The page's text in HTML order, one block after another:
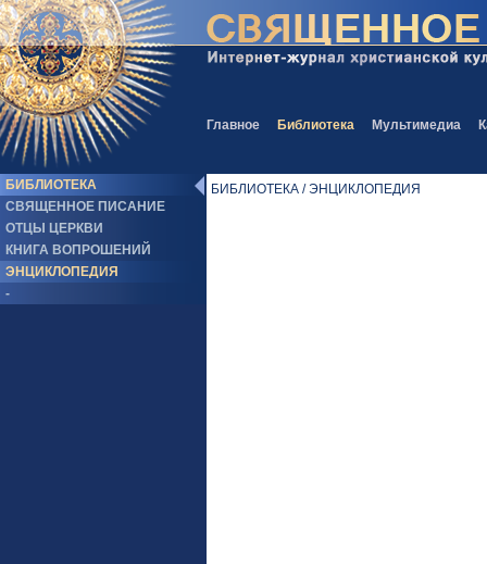
Главное Библиотека Мультимедиа
БИБЛИОТЕКА
СВЯЩЕННОЕ ПИСАНИЕ
ОТЦЫ ЦЕРКВИ
КНИГА ВОПРОШЕНИЙ
ЭНЦИКЛОПЕДИЯ
-
БИБЛИОТЕКА / ЭНЦИКЛОПЕДИЯ